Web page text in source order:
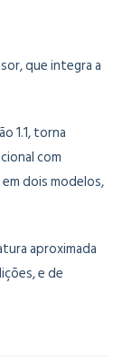
que integra a
1.1, torna
com
dois modelos,
aproximada
e de